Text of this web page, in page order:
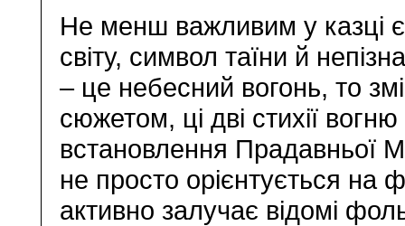
Не менш важливим у казці є
світу, символ таїни й
– це небесний вогонь, то
сюжетом, ці дві стихії
встановлення Прадавньої
не просто орієнтується на
активно залучає відомі